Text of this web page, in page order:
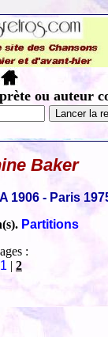
ou auteur
Baker
1906 - Paris
Partitions
:
1 | 2